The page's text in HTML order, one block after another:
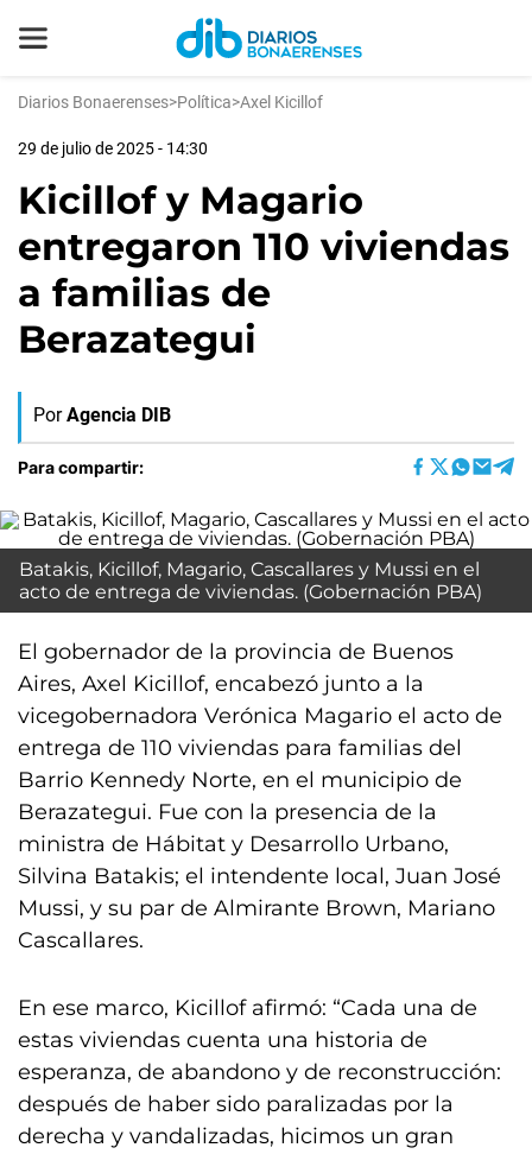
Diarios Bonaerenses>Política>Axel Kicillof
29 de julio de 2025 - 14:30
Kicillof y Magario
entregaron 110 viviendas
a familias de
Berazategui
Por Agencia DIB
Para compartir:
Batakis, Kicillof, Magario, Cascallares y Mussi en el
acto de entrega de viviendas. (Gobernación PBA)
El gobernador de la provincia de Buenos
Aires, Axel Kicillof, encabezó junto a la
vicegobernadora Verónica Magario el acto de
entrega de 110 viviendas para familias del
Barrio Kennedy Norte, en el municipio de
Berazategui. Fue con la presencia de la
ministra de Hábitat y Desarrollo Urbano,
Silvina Batakis; el intendente local, Juan José
Mussi, y su par de Almirante Brown, Mariano
Cascallares.
En ese marco, Kicillof afirmó: “Cada una de
estas viviendas cuenta una historia de
esperanza, de abandono y de reconstrucción:
después de haber sido paralizadas por la
derecha y vandalizadas, hicimos un gran